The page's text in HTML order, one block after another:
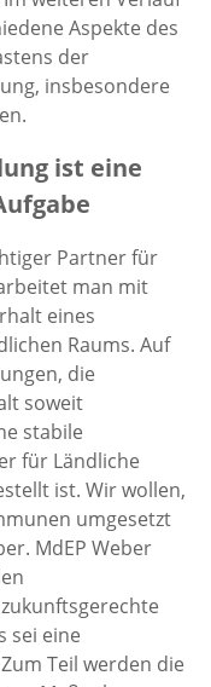
Aspekte des
der
insbesondere
ist eine
Partner für
man mit
eines
Raums. Auf
die
soweit
stabile
für Ländliche
ist. Wir wollen,
umgesetzt
MdEP Weber
sei eine
Teil werden die